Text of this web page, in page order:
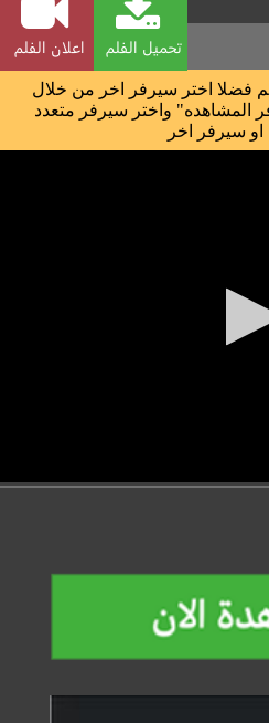
تحميل الفلم اعلان الفلم
فضلا اختر سيرفر اخر من خلال
المشاهده" واختر سيرفر متعدد
او سيرفر اخر